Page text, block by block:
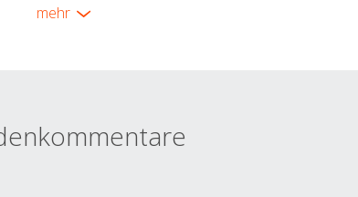
mehr